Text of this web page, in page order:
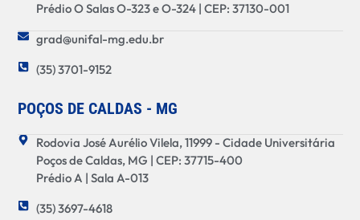
Prédio O Salas O-323 e O-324 | CEP: 37130-001
grad@unifal-mg.edu.br
(35) 3701-9152
POÇOS DE CALDAS - MG
Rodovia José Aurélio Vilela, 11999 - Cidade Universitária
Poços de Caldas, MG | CEP: 37715-400
Prédio A | Sala A-013
(35) 3697-4618